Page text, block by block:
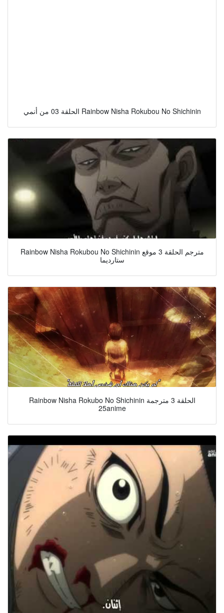
الحلقة 03 من أنمي Rainbow Nisha Rokubou No Shichinin
Rainbow Nisha Rokubou No Shichinin مترجم الحلقة 3 موقع
ستارديما
Rainbow Nisha Rokubo No Shichinin الحلقة 3 مترجمة
25anime